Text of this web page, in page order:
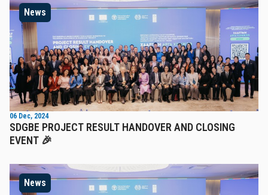
News
06 Dec, 2024
SDGBE PROJECT RESULT HANDOVER AND CLOSING
EVENT 🎉
News